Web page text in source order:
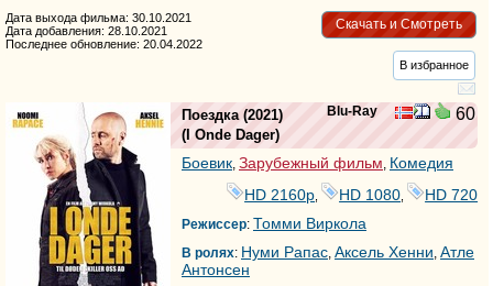
Скачать и Смотреть
Дата выхода фильма: 30.10.2021
Дата добавления: 28.10.2021
Последнее обновление: 20.04.2022
В избранное
Blu-Ray 60
Поездка(2021)
(I Onde Dager)
Боевик Зарубежный фильм Комедия
HD 2160р
HD 1080 HD 720
Режиссер: Томми Виркола
В ролях: Нуми Рапас Аксель Хенни Атле
Антонсен